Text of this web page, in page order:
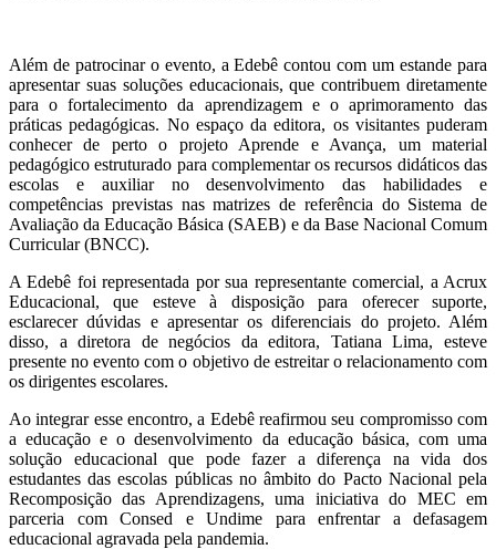
Além de patrocinar o evento, a Edebê contou com um estande para
apresentar suas soluções educacionais, que contribuem diretamente
para o fortalecimento da aprendizagem e o aprimoramento das
práticas pedagógicas. No espaço da editora, os visitantes puderam
conhecer de perto o projeto Aprende e Avança, um material
pedagógico estruturado para complementar os recursos didáticos das
escolas e auxiliar no desenvolvimento das habilidades e
competências previstas nas matrizes de referência do Sistema de
Avaliação da Educação Básica (SAEB) e da Base Nacional Comum
Curricular (BNCC).
A Edebê foi representada por sua representante comercial, a Acrux
Educacional, que esteve à disposição para oferecer suporte,
esclarecer dúvidas e apresentar os diferenciais do projeto. Além
disso, a diretora de negócios da editora, Tatiana Lima, esteve
presente no evento com o objetivo de estreitar o relacionamento com
os dirigentes escolares.
Ao integrar esse encontro, a Edebê reafirmou seu compromisso com
a educação e o desenvolvimento da educação básica, com uma
solução educacional que pode fazer a diferença na vida dos
estudantes das escolas públicas no âmbito do Pacto Nacional pela
Recomposição das Aprendizagens, uma iniciativa do MEC em
parceria com Consed e Undime para enfrentar a defasagem
educacional agravada pela pandemia.